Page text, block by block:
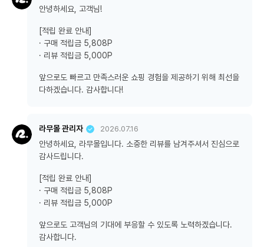
안녕하세요, 고객님!
[적립 완료 안내]
· 구매 적립금 5,808P
· 리뷰 적립금 5,000P
앞으로도 빠르고 만족스러운 쇼핑 경험을 제공하기 위해 최선을
다하겠습니다. 감사합니다!
라무몰 관리자 2026.07.16
안녕하세요, 라무몰입니다. 소중한 리뷰를 남겨주셔서 진심으로
감사드립니다.
[적립 완료 안내]
· 구매 적립금 5,808P
· 리뷰 적립금 5,000P
앞으로도 고객님의 기대에 부응할 수 있도록 노력하겠습니다.
감사합니다.